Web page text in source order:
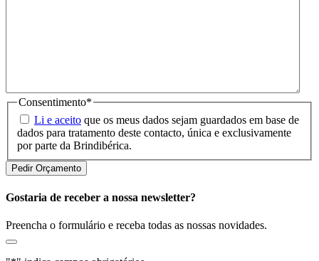
Consentimento*
Li e aceito que os meus dados sejam guardados em base de
dados para tratamento deste contacto, única e exclusivamente
por parte da Brindibérica.
Gostaria de receber a nossa newsletter?
Preencha o formulário e receba todas as nossas novidades.